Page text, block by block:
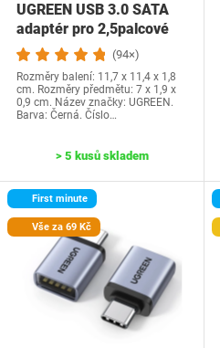
UGREEN USB 3.0 SATA
adaptér pro 2,5palcové
pevné disky SSD…
(94×)
Rozměry balení: 11,7 x 11,4 x 1,8
cm. Rozměry předmětu: 7 x 1,9 x
0,9 cm. Název značky: UGREEN.
Barva: Černá. Číslo…
> 5 kusů skladem
First minute
Vše za 69 Kč